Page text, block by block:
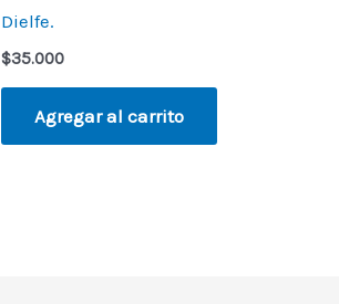
Dielfe.
$35.000
Agregar al carrito